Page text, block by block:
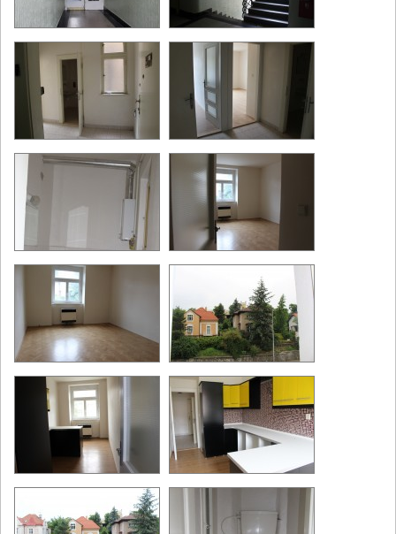
17. Srpen 2015
18:05:44,754
Účastník
zvyšuje podání na částku
1 398 000 CZK
08:53:11,422
Účastník ID 139
se přihlašuje k nejnižšímu podání
1 393 000 CZK
17. Srpen 2015
08:00:00,000
Aukce zahájena.